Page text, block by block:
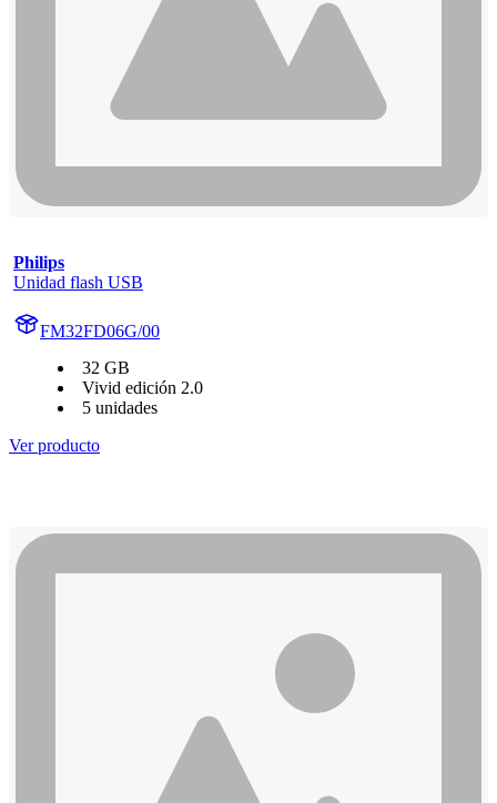
Philips
Unidad flash USB
FM32FD06G/00
32 GB
Vivid edición 2.0
5 unidades
Ver producto